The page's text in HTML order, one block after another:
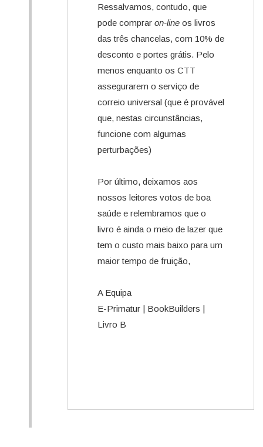
Ressalvamos, contudo, que
pode comprar on-line os livros
das três chancelas, com 10% de
desconto e portes grátis. Pelo
menos enquanto os CTT
assegurarem o serviço de
correio universal (que é provável
que, nestas circunstâncias,
funcione com algumas
perturbações)
Por último, deixamos aos
nossos leitores votos de boa
saúde e relembramos que o
livro é ainda o meio de lazer que
tem o custo mais baixo para um
maior tempo de fruição,
A Equipa
E-Primatur | BookBuilders |
Livro B